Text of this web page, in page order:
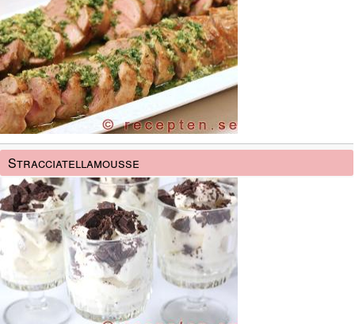
Stracciatellamousse